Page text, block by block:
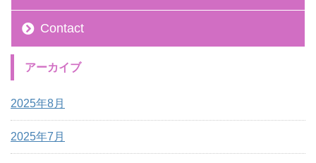
Contact
アーカイブ
2025年8月
2025年7月